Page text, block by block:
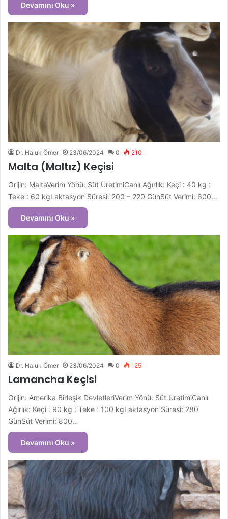
Devamını Oku »
Dr. Haluk Ömer 23/06/2024 0 210
Malta (Maltız) Keçisi
Orijin: MaltaVerim Yönü: Süt ÜretimiCanlı Ağırlık: Keçi : 40 kg :
Teke : 60 kgLaktasyon Süresi: 200 – 220 GünSüt Verimi: 600…
Devamını Oku »
Dr. Haluk Ömer 23/06/2024 0 125
Lamancha Keçisi
Orijin: Amerika Birleşik DevletleriVerim Yönü: Süt ÜretimiCanlı
Ağırlık: Keçi : 90 kg : Teke : 100 kgLaktasyon Süresi: 280
GünSüt Verimi: 800…
Devamını Oku »